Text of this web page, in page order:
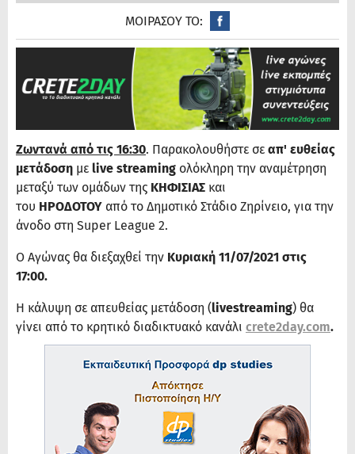
ΜΟΙΡΑΣΟΥ ΤΟ:
Ζωντανά από τις 16:30. Παρακολουθήστε σε απ' ευθείας
μετάδοση με live streaming ολόκληρη την αναμέτρηση
μεταξύ των ομάδων της ΚΗΦΙΣΙΑΣ και
του ΗΡΟΔΟΤΟΥ από το Δημοτικό Στάδιο Ζηρίνειο, για την
άνοδο στη Super League 2.
Ο Αγώνας θα διεξαχθεί την Κυριακή 11/07/2021 στις
17:00.
Η κάλυψη σε απευθείας μετάδοση (livestreaming) θα
γίνει από το κρητικό διαδικτυακό κανάλι crete2day.com.